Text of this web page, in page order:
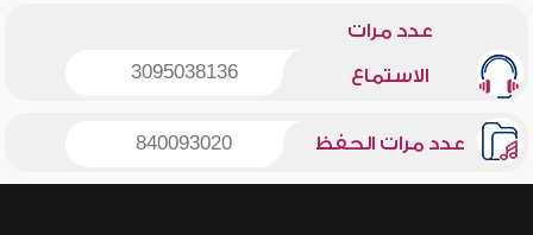
عدد مرات
الاستماع 3095038136
عدد مرات الحفظ 840093020